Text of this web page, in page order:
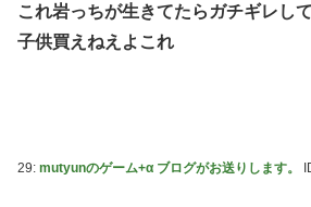
これ岩っちが生きてたらガチギレし
子供買えねえよこれ
29: mutyunのゲーム+α ブログがお送りします。